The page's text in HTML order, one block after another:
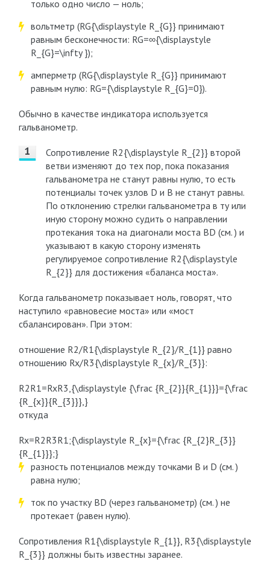
только одно число — ноль;
вольтметр (RG{\displaystyle R_{G}} принимают
равным бесконечности: RG=∞{\displaystyle
R_{G}=\infty });
амперметр (RG{\displaystyle R_{G}} принимают
равным нулю: RG={\displaystyle R_{G}=0}).
Обычно в качестве индикатора используется
гальванометр.
Сопротивление R2{\displaystyle R_{2}} второй
ветви изменяют до тех пор, пока показания
гальванометра не станут равны нулю, то есть
потенциалы точек узлов D и B не станут равны.
По отклонению стрелки гальванометра в ту или
иную сторону можно судить о направлении
протекания тока на диагонали моста BD (см. ) и
указывают в какую сторону изменять
регулируемое сопротивление R2{\displaystyle
R_{2}} для достижения «баланса моста».
Когда гальванометр показывает ноль, говорят, что
наступило «равновесие моста» или «мост
сбалансирован». При этом:
отношение R2/R1{\displaystyle R_{2}/R_{1}} равно
отношению Rx/R3{\displaystyle R_{x}/R_{3}}:
R2R1=RxR3,{\displaystyle {\frac {R_{2}}{R_{1}}}={\frac
{R_{x}}{R_{3}}},}
откуда
Rx=R2R3R1;{\displaystyle R_{x}={\frac {R_{2}R_{3}}
{R_{1}}};}
разность потенциалов между точками B и D (см. )
равна нулю;
ток по участку BD (через гальванометр) (см. ) не
протекает (равен нулю).
Сопротивления R1{\displaystyle R_{1}}, R3{\displaystyle
R_{3}} должны быть известны заранее.